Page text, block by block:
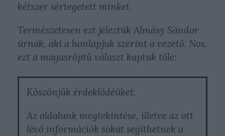
kétszer sértegetett minket.
Természetesen ezt jeleztük Almásy Sándor
úrnak, aki a honlapjuk szerint a vezető. Nos,
ezt a magasröptű választ kaptuk tőle:
Köszönjük érdeklődéüket.
Az oldalunk megtekintése, illetve az ott
lévő információk sokat segíthetnek a